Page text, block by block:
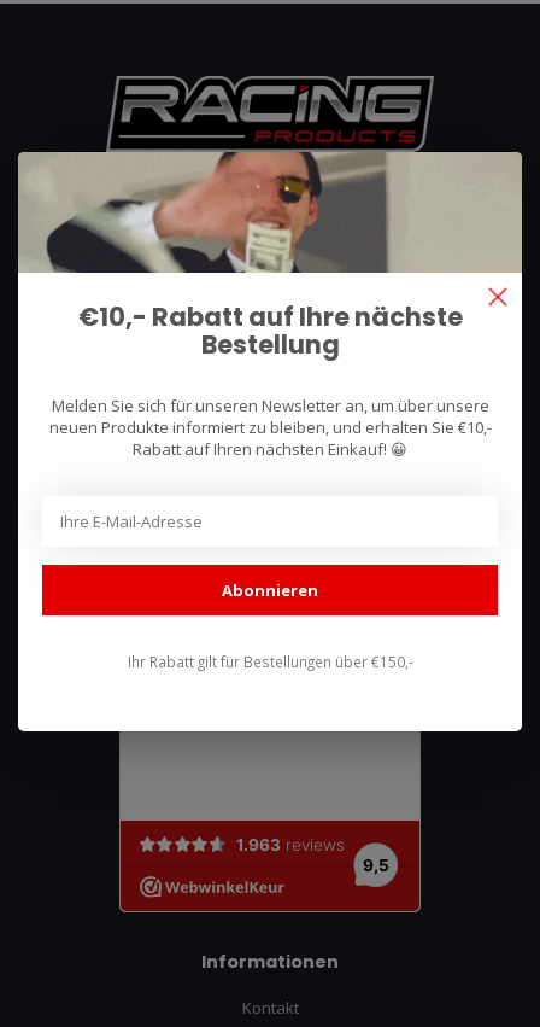
We use what we sell, that's the difference!
Hullerpad 13Q
Lunteren, Nederland
085 744 4602
shop@racing-products.com
Bewertungen
Informationen
Kontakt
€10,- Rabatt auf Ihre nächste
Bestellung
Melden Sie sich für unseren Newsletter an, um über unsere
neuen Produkte informiert zu bleiben, und erhalten Sie €10,-
Rabatt auf Ihren nächsten Einkauf! 😀
Abonnieren
Ihr Rabatt gilt für Bestellungen über €150,-